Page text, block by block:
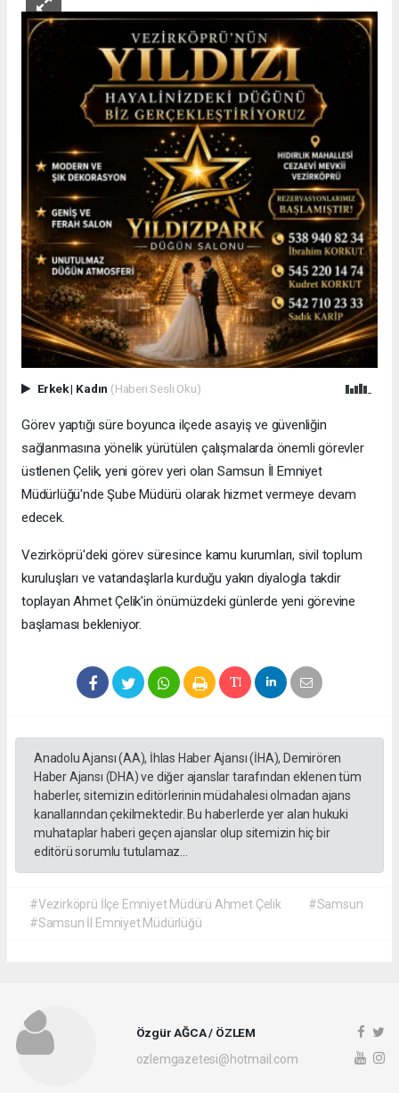
Erkek| Kadın (Haberi Sesli Oku)
Görev yaptığı süre boyunca ilçede asayiş ve güvenliğin
sağlanmasına yönelik yürütülen çalışmalarda önemli görevler
üstlenen Çelik, yeni görev yeri olan Samsun İl Emniyet
Müdürlüğü'nde Şube Müdürü olarak hizmet vermeye devam
edecek.
Vezirköprü'deki görev süresince kamu kurumları, sivil toplum
kuruluşları ve vatandaşlarla kurduğu yakın diyalogla takdir
toplayan Ahmet Çelik'in önümüzdeki günlerde yeni görevine
başlaması bekleniyor.
Anadolu Ajansı (AA), İhlas Haber Ajansı (İHA), Demirören
Haber Ajansı (DHA) ve diğer ajanslar tarafından eklenen tüm
haberler, sitemizin editörlerinin müdahalesi olmadan ajans
kanallarından çekilmektedir. Bu haberlerde yer alan hukuki
muhataplar haberi geçen ajanslar olup sitemizin hiç bir
editörü sorumlu tutulamaz...
#Vezirköprü İlçe Emniyet Müdürü Ahmet Çelik
#Samsun
#Samsun İl Emniyet Müdürlüğü
Özgür AĞCA / ÖZLEM
ozlemgazetesi@hotmail.com